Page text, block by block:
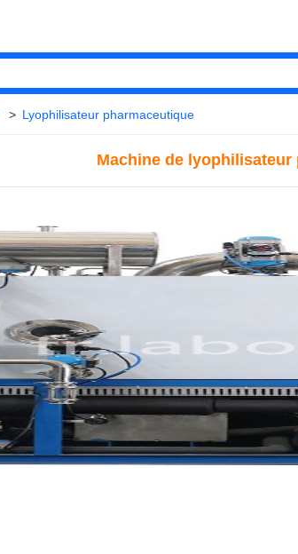
> Lyophilisateur pharmaceutique
Machine de lyophilisateur